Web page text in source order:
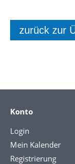
zurück zur
Konto
Login
Mein Kalender
Registrierung